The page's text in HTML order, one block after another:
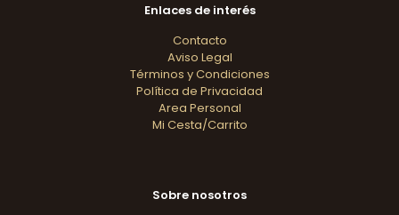
Enlaces de interés
Contacto
Aviso Legal
Términos y Condiciones
Política de Privacidad
Area Personal
Mi Cesta/Carrito
Sobre nosotros